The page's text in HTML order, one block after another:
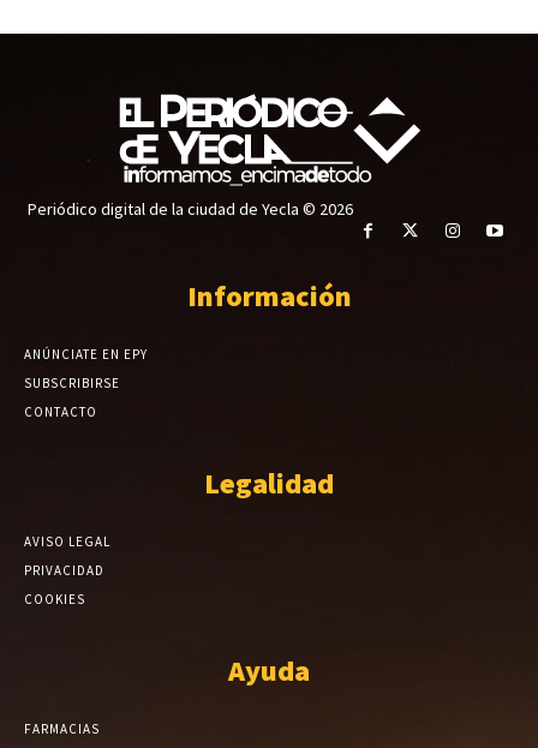
Periódico digital de la ciudad de Yecla © 2026
Información
ANÚNCIATE EN EPY
SUBSCRIBIRSE
CONTACTO
Legalidad
AVISO LEGAL
PRIVACIDAD
COOKIES
Ayuda
FARMACIAS